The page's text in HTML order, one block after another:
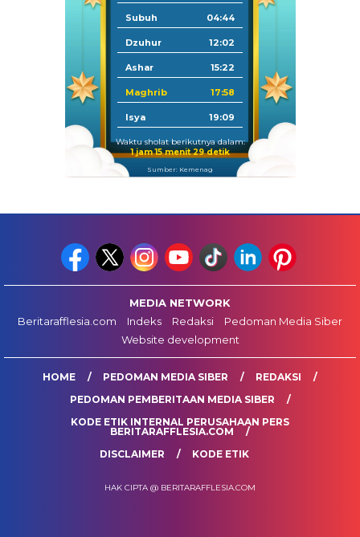
Subuh 04:44
Dzuhur 12:02
Ashar 15:22
Maghrib 17:58
Isya 19:09
Waktu sholat berikutnya dalam:
1 jam 15 menit 29 detik
Sumber: Kemenag
MEDIA NETWORK
Beritarafflesia.com
Indeks Redaksi
Pedoman Media Siber
Website development
HOME PEDOMAN MEDIA SIBER
REDAKSI
PEDOMAN PEMBERITAAN MEDIA SIBER
KODE ETIK INTERNAL PERUSAHAAN PERS
BERITARAFFLESIA.COM
DISCLAIMER
KODE ETIK
HAK CIPTA @ BERITARAFFLESIA.COM